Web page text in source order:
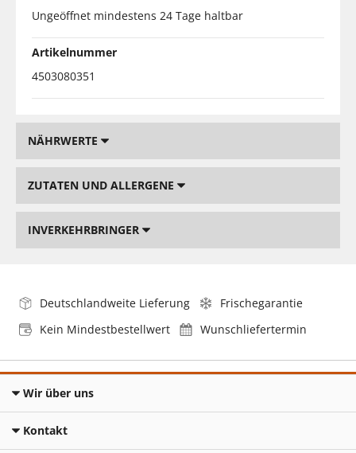
Ungeöffnet mindestens 24 Tage haltbar
Artikelnummer
4503080351
NÄHRWERTE
ZUTATEN UND ALLERGENE
INVERKEHRBRINGER
Deutschlandweite Lieferung
Frischegarantie
Kein Mindestbestellwert
Wunschliefertermin
Wir über uns
Kontakt